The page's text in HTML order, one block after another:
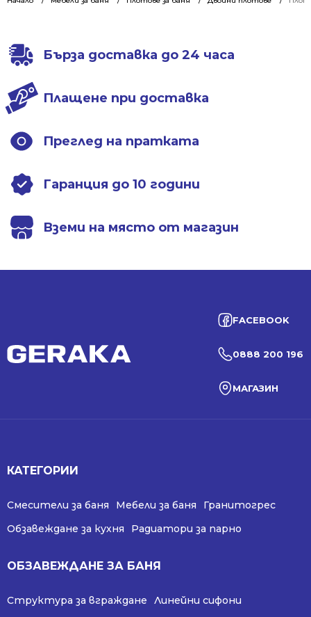
Бърза доставка до 24 часа
Плащене при доставка
Преглед на пратката
Гаранция до 10 години
Вземи на място от магазин
FACEBOOK
0888 200 196
МАГАЗИН
КАТЕГОРИИ
Смесители за баня Мебели за баня
Гранитогрес
Обзавеждане за кухня
Радиатори за парно
ОБЗАВЕЖДАНЕ ЗА БАНЯ
Структура за вграждане
Линейни сифони